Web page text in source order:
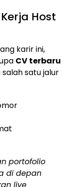
Host
karir ini,
CV terbaru
satu jalur
portofolio
di depan
live